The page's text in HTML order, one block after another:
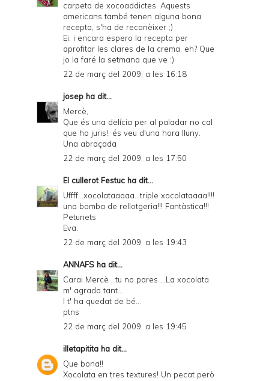
carpeta de xocoaddictes. Aquests
americans també tenen alguna bona
recepta, s'ha de reconèixer ;)
Ei, i encara espero la recepta per
aprofitar les clares de la crema, eh? Que
jo la faré la setmana que ve :)
22 de març del 2009, a les 16:18
josep ha dit...
Mercè,
Que és una delícia per al paladar no cal
que ho juris!, és veu d'una hora lluny.
Una abraçada
22 de març del 2009, a les 17:50
El cullerot Festuc ha dit...
Uffff...xocolataaaaa...triple xocolataaaa!!!!
una bomba de rellotgeria!!! Fantàstica!!!
Petunets
Eva.
22 de març del 2009, a les 19:43
ANNAFS ha dit...
Carai Mercè , tu no pares ...La xocolata
m' agrada tant...
I t' ha quedat de bé...
ptns
22 de març del 2009, a les 19:45
illetapitita ha dit...
Que bona!!
Xocolata en tres textures! Un pecat però